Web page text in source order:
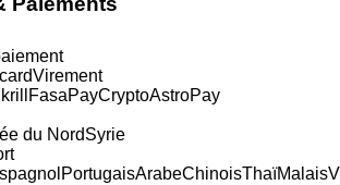
Virement
FasaPayCryptoAstroPay
du NordSyrie
PortugaisArabeChinoisThaïMalais